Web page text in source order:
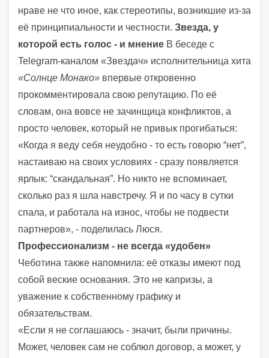
нраве не что иное, как стереотипы, возникшие из-за
её принципиальности и честности. Звезда, у
которой есть голос - и мнение В беседе с
Telegram-каналом «Звездач» исполнительница хита
«Солнце Монако» впервые откровенно
прокомментировала свою репутацию. По её
словам, она вовсе не зачинщица конфликтов, а
просто человек, который не привык прогибаться:
«Когда я веду себя неудобно - то есть говорю “нет”,
настаиваю на своих условиях - сразу появляется
ярлык: “скандальная”. Но никто не вспоминает,
сколько раз я шла навстречу. Я и по часу в сутки
спала, и работала на износ, чтобы не подвести
партнеров», - поделилась Люся.
Профессионализм - не всегда «удобен»
Чеботина также напомнила: её отказы имеют под
собой веские основания. Это не капризы, а
уважение к собственному графику и
обязательствам.
«Если я не соглашаюсь - значит, были причины.
Может, человек сам не соблюл договор, а может, у